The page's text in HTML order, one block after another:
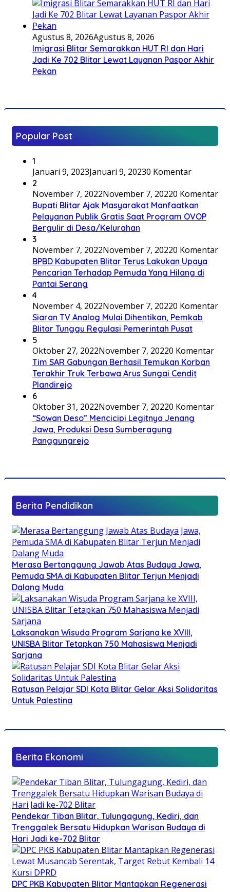
Agustus 8, 2026Agustus 8, 2026
Imigrasi Blitar Semarakkan HUT RI dan Hari
Jadi Ke 702 Blitar Lewat Layanan Paspor Akhir
Pekan
Popular Post
1
Januari 9, 2023Januari 9, 20230 Komentar
2
November 7, 2022November 7, 20220 Komentar
Bupati Blitar Ajak Masyarakat Manfaatkan
Pelayanan Publik Gratis Saat Program OVOP
Bergulir di Desa/Kelurahan
3
November 7, 2022November 7, 20220 Komentar
BPBD Kabupaten Blitar Terus Lakukan Upaya
Pencarian Terhadap Pemuda Yang Hilang di
Pantai Serang
4
November 4, 2022November 7, 20220 Komentar
Siaran TV Analog Mulai Dihentikan, Pemkab
Blitar Tunggu Regulasi Pemerintah Pusat
5
Oktober 27, 2022November 7, 20220 Komentar
Tim SAR Gabungan Berhasil Temukan Korban
Terakhir Truk Terbawa Arus Sungai Cendit
Plandirejo
6
Oktober 31, 2022November 7, 20220 Komentar
“Sowan Deso” Mencicipi Legitnya Jenang
Jawa, Produksi Desa Sumberagung
Panggungrejo
Berita Pendidikan
Merasa Bertanggung Jawab Atas Budaya Jawa,
Pemuda SMA di Kabupaten Blitar Terjun Menjadi
Dalang Muda
Laksanakan Wisuda Program Sarjana ke XVIII,
UNISBA Blitar Tetapkan 750 Mahasiswa Menjadi
Sarjana
Ratusan Pelajar SDI Kota Blitar Gelar Aksi Solidaritas
Untuk Palestina
Berita Ekonomi
Pendekar Tiban Blitar, Tulungagung, Kediri, dan
Trenggalek Bersatu Hidupkan Warisan Budaya di
Hari Jadi ke-702 Blitar
DPC PKB Kabupaten Blitar Mantapkan Regenerasi